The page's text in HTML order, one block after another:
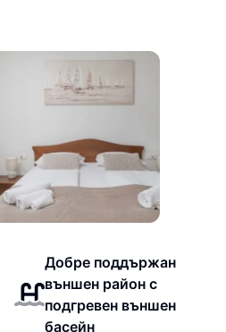
Добре поддържан
външен район с
подгревен външен
басейн